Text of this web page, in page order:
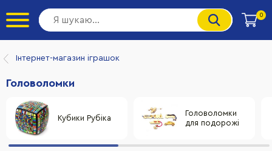
0
Інтернет-магазин іграшок
Головоломки
Кубики Рубіка
Головоломки
для подорожі